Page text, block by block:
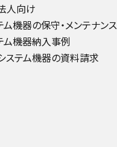
人向け
機器の保守・メンテナンス
ム機器納入事例
ステム機器の資料請求